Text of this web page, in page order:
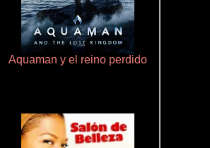
Aquaman y el reino perdido